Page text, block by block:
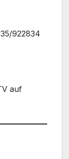
922834
auf